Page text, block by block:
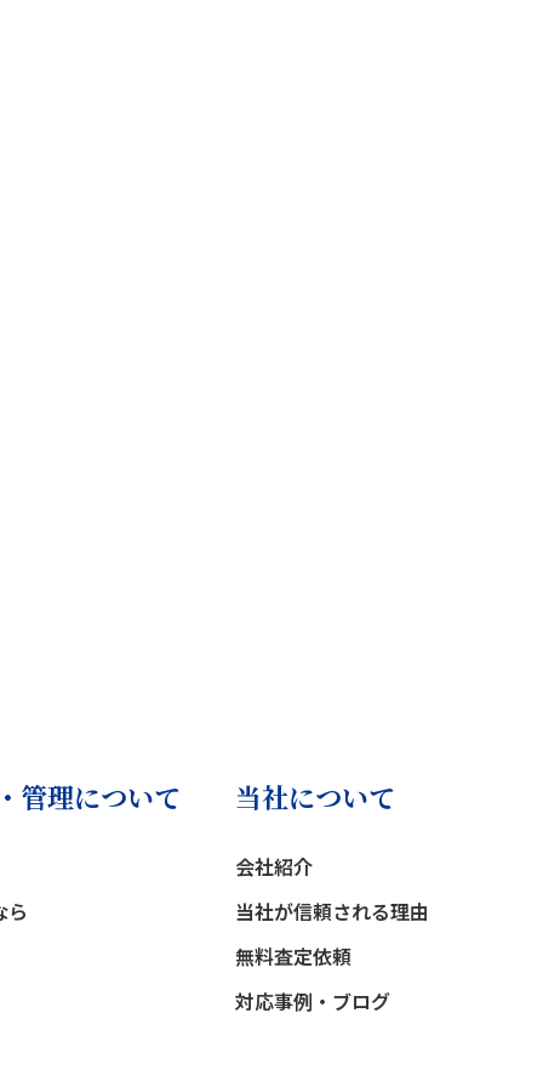
管理について
ら
当社について
会社紹介
当社が信頼される理由
無料査定依頼
対応事例・ブログ